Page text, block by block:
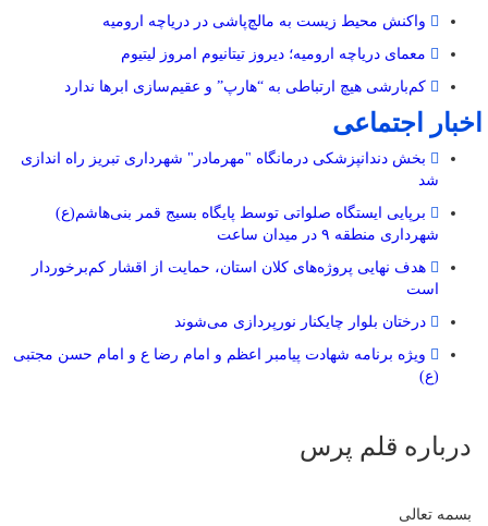
واکنش محیط زیست به مالچ‌پاشی در دریاچه ارومیه
معمای دریاچه ارومیه؛ دیروز تیتانیوم امروز لیتیوم
کم‌بارشی هیچ ارتباطی به “هارپ” و عقیم‌سازی ابرها ندارد
اخبار اجتماعی
بخش دندانپزشکی درمانگاه "مهرمادر" شهرداری تبریز راه اندازی
شد
برپایی ایستگاه صلواتی توسط پایگاه بسیج قمر بنی‌هاشم(ع)
شهرداری منطقه ۹ در میدان ساعت
هدف نهایی پروژه‌های کلان استان، حمایت از اقشار کم‌برخوردار
است
درختان بلوار چایکنار نورپردازی می‌شوند
ویژه برنامه شهادت پیامبر اعظم و امام رضا ع و امام حسن مجتبی
(ع)
درباره قلم پرس
بسمه تعالی